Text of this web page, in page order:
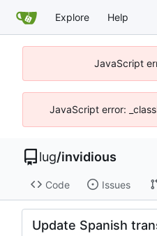
Explore Help
JavaScript
JavaScript error:
lug/invidious
Code Issues
Update Spanish